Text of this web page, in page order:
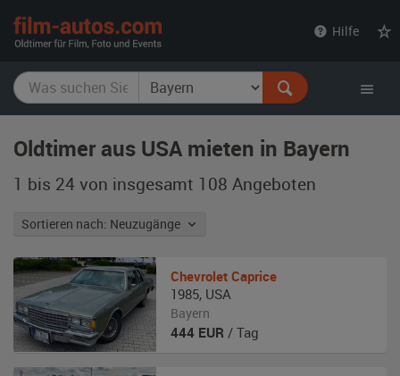
Hilfe
Oldtimer aus USA mieten in Bayern
1 bis 24 von insgesamt 108 Angeboten
Sortieren nach: Neuzugänge
Chevrolet Caprice
1985, USA
Bayern
444 EUR / Tag